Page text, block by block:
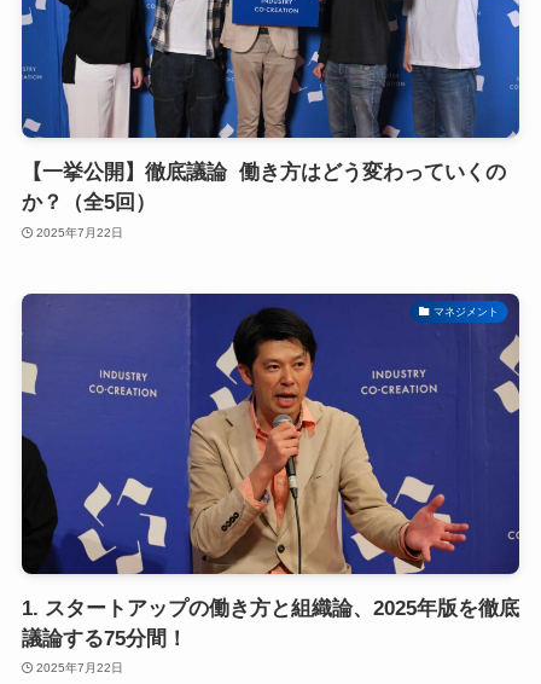
【一挙公開】徹底議論 働き方はどう変わっていくの
か？（全5回）
2025年7月22日
マネジメント
1. スタートアップの働き方と組織論、2025年版を徹底
議論する75分間！
2025年7月22日